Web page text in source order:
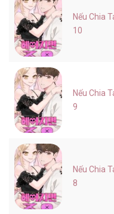
Nếu Chia
10
Nếu Chia
9
Nếu Chia
8